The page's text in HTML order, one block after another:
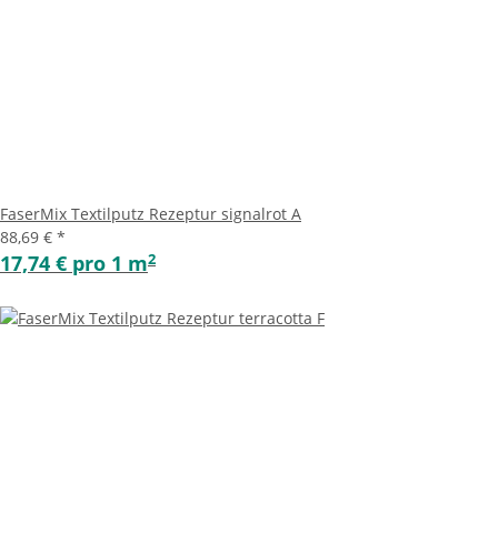
FaserMix Textilputz Rezeptur signalrot A
88,69 € *
17,74 € pro 1 m2